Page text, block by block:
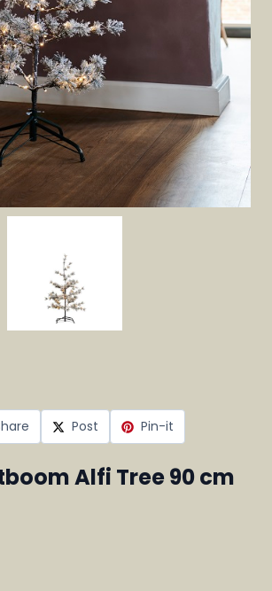
Post Pin-it
Alfi Tree 90 cm